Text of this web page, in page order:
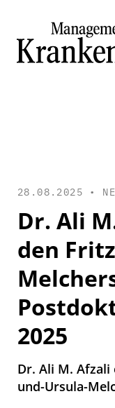
28.08.2025 •
Dr. Ali
den
2025
Dr. Ali M. Afzali
und-Ursula-